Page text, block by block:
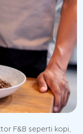
F&B seperti kopi,